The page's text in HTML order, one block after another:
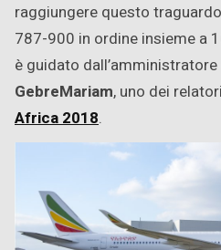
raggiungere questo
787-900 in ordine insieme a
è guidato
GebreMariam, uno dei
Africa 2018.